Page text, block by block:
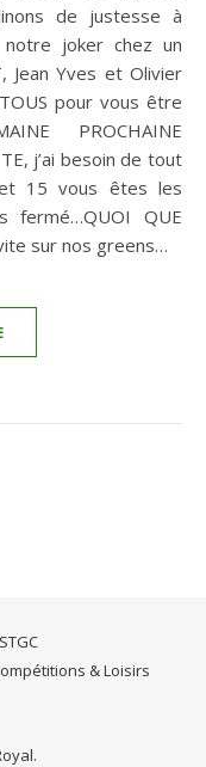
de justesse à
joker chez un
Jean Yves et Olivier
pour vous être
PROCHAINE
j’ai besoin de tout
15 vous êtes les
fermé…QUOI QUE
sur nos greens…
& Loisirs
.